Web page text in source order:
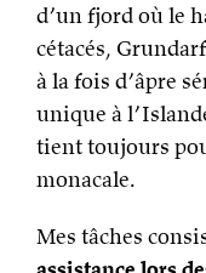
d’un fjord où le
cétacés,
à la fois d’âpre
unique à
tient toujours
monacale.
Mes tâches